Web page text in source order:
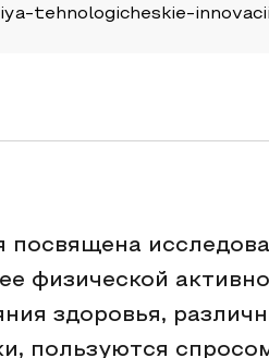
tehnologicheskie-
посвящена
физической
здоровья,
пользуются